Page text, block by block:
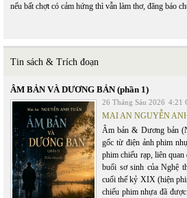
nếu bất chợt có cảm hứng thì vẫn làm thơ, đăng báo
Tin sách & Trích đoạn
ÂM BẢN VÀ DƯƠNG BẢN (phần 1)
26 Tháng Sáu 2026 4:21
MAI AN NGUYỄN
Âm bản & Dương bản
gốc từ điện ảnh phim
phim chiếu rạp, liên
buổi sơ sinh của Nghệ
cuối thế kỷ XIX (hiện
chiếu phim nhựa đã